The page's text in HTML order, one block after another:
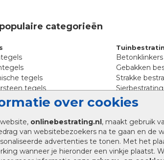
over cookies
onlinebestrating.nl, maakt gebruik
van websitebezoekers na te gaan en de
advertenties te tonen. Met het
wanneer je hieronder een vinkje plaatst.
categorieën
tegels
tegels
Betonklinkers
Gebakken
Strakke
Sierbestrating
Straatklinkers
Straatstenen
Tuinstenen
Waalformaat
Wildverband